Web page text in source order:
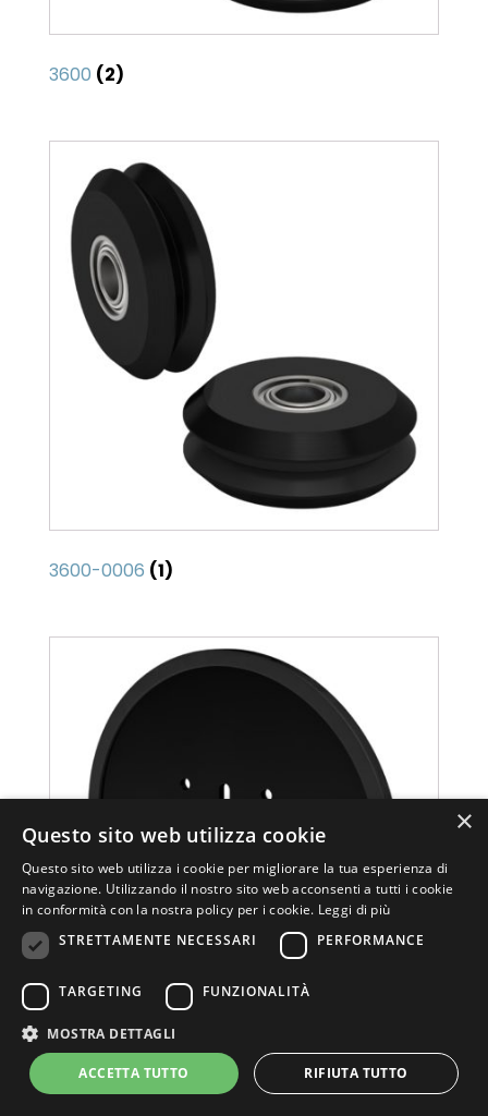
3600 (2)
3600-0006 (1)
3607(4)
×
Questo sito web utilizza cookie
Questo sito web utilizza i cookie per migliorare la tua esperienza di
navigazione. Utilizzando il nostro sito web acconsenti a tutti i cookie
in conformità con la nostra policy per i cookie. Leggi di più
STRETTAMENTE NECESSARI
PERFORMANCE
TARGETING FUNZIONALITÀ
MOSTRA DETTAGLI
ACCETTA TUTTO RIFIUTA TUTTO